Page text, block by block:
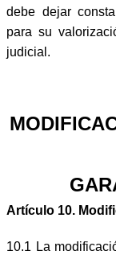
debe dejar
para su
judicial.
Artículo 10.
10.1 La